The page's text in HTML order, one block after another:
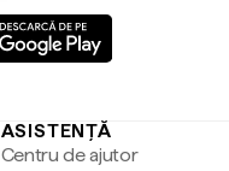
ASISTENȚĂ
Centru de ajutor